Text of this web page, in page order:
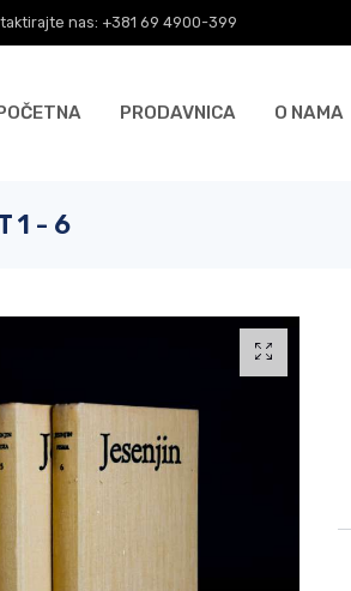
nas: +381 69 4900-399
POČETNA PRODAVNICA O NAMA
1 - 6